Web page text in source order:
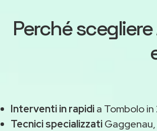
Perché scegliere
Interventi in rapidia Tombolo
Tecnici specializzatiGaggenau,